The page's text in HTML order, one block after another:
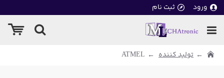
ورود ثبت نام
تولید کننده ATMEL